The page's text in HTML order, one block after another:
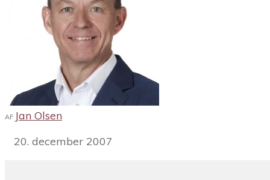
AF Jan Olsen
20. december 2007